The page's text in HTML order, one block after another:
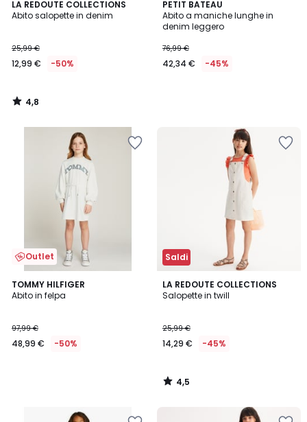
LA REDOUTE COLLECTIONS
Abito salopette in denim
25,99 €
12,99 € -50%
4,8
/ 5
4,8
/
PETIT BATEAU
Abito a maniche lunghe in
denim leggero
76,99 €
42,34 € -45%
Outlet
TOMMY HILFIGER
Abito in felpa
97,99 €
48,99 € -50%
Saldi
LA REDOUTE COLLECTIONS
Salopette in twill
25,99 €
14,29 € -45%
4,5
/ 5
4,5
/